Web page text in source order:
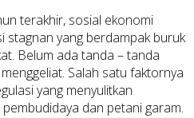
terakhir, sosial ekonomi
stagnan yang berdampak buruk
Belum ada tanda – tanda
Salah satu faktornya
yang menyulitkan
dan petani garam.